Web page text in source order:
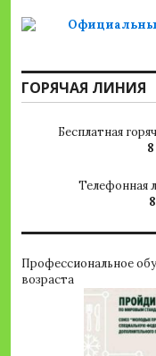
ГОРЯЧАЯ ЛИНИЯ
Бесплатная
Телефонная
Профессиональное
возраста